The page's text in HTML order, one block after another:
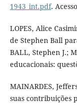
1943_int.pdf.
LOPES, Alice
de Stephen Ball
BALL, Stephen J.;
educacionais:
MAINARDES,
suas contribuições